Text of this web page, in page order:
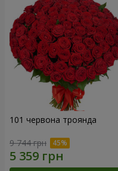
101 червона троянда
9 744 грн